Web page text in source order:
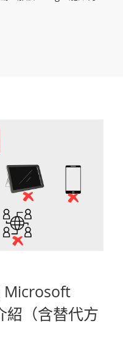
Microsoft
紹（含替代方